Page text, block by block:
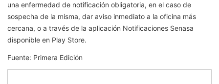
una enfermedad de notificación obligatoria, en el caso de
sospecha de la misma, dar aviso inmediato a la oficina más
cercana, o a través de la aplicación Notificaciones Senasa
disponible en Play Store.
Fuente: Primera Edición